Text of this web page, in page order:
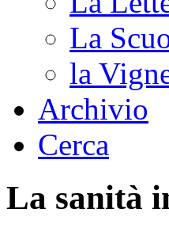
La
la
Archivio
Cerca
La sanità